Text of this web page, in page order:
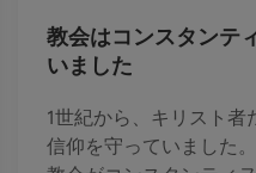
教会はコンスタンテ
いました
1世紀から、キリスト者
信仰を守っていました